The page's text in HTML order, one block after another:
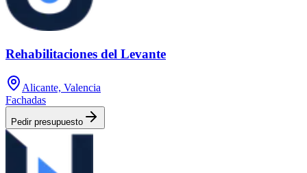
Rehabilitaciones del Levante
Alicante, Valencia
Fachadas
Pedir presupuesto